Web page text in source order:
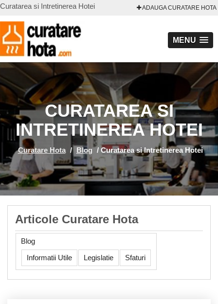
Curatarea si Intretinerea Hotei ADAUGA CURATARE HOTA
MENU
CURATAREA SI
INTRETINEREA HOTEI
Curatare Hota / Blog / Curatarea si Intretinerea Hotei
Articole Curatare Hota
Blog
Informatii Utile
Legislatie Sfaturi